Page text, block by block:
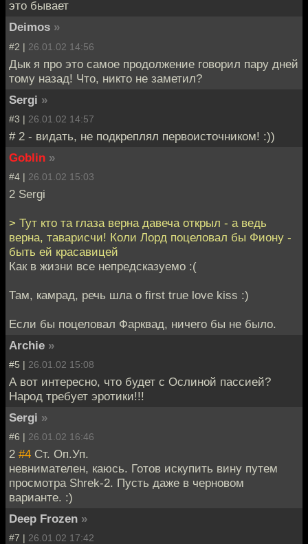
это бывает
Deimos »
#2 | 26.01.02 14:56
Дык я про это самое продолжение говорил пару дней
тому назад! Что, никто не заметил?
Sergi »
#3 | 26.01.02 14:57
# 2 - видать, не подкреплял первоисточником! :))
Goblin »
#4 | 26.01.02 15:03
2 Sergi
> Тут кто та глаза верна давеча открыл - а ведь
верна, таварисчи! Коли Лорд поцеловал бы Фиону -
быть ей красавицей
Как в жизни все непредсказуемо :(
Там, камрад, речь шла о first true love kiss :)
Если бы поцеловал Фарквад, ничего бы не было.
Archie »
#5 | 26.01.02 15:08
А вот интересно, что будет с Ослиной пассией?
Народ требует эротики!!!
Sergi »
#6 | 26.01.02 16:46
2 #4 Ст. Оп.Уп.
невнимателен, каюсь. Готов искупить вину путем
просмотра Shrek-2. Пусть даже в черновом
варианте. :)
Deep Frozen »
#7 | 26.01.02 17:42